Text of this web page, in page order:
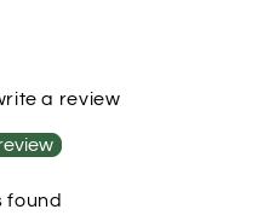
a review
found